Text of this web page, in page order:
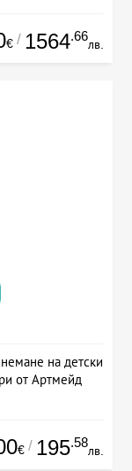
€ / 1564.66
лв.
на детски
от Артмейд
€ / 195.58
лв.